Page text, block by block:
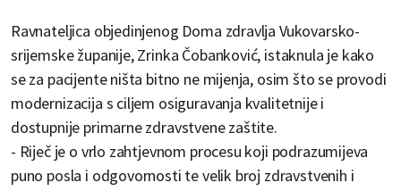
Ravnateljica objedinjenog Doma zdravlja Vukovarsko-
srijemske županije, Zrinka Čobanković, istaknula je kako
se za pacijente ništa bitno ne mijenja, osim što se provodi
modernizacija s ciljem osiguravanja kvalitetnije i
dostupnije primarne zdravstvene zaštite.
- Riječ je o vrlo zahtjevnom procesu koji podrazumijeva
puno posla i odgovornosti te velik broj zdravstvenih i